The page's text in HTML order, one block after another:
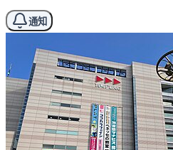
通知